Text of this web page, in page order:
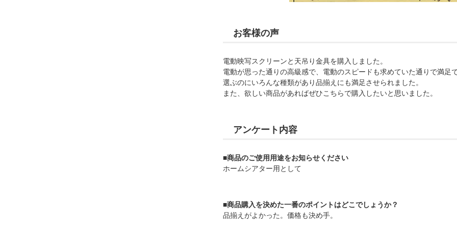
お客様の声
電動映写スクリーンと天吊り金具を購入しました。
電動が思った通りの高級感で、電動のスピードも求めていた通りで満足
選ぶのにいろんな種類があり品揃えにも満足させられました。
また、欲しい商品があればぜひこちらで購入したいと思いました。
アンケート内容
■商品のご使用用途をお知らせください
ホームシアター用として
■商品購入を決めた一番のポイントはどこでしょうか？
品揃えがよかった。価格も決め手。